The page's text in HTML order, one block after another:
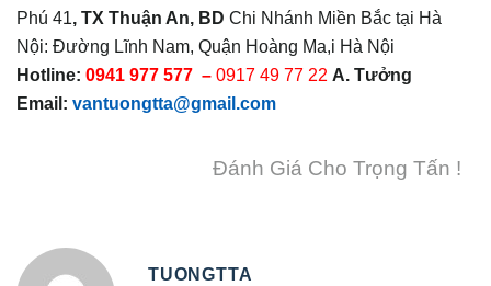
Phú 41, TX Thuận An, BD Chi Nhánh Miền Bắc tại Hà
Nội: Đường Lĩnh Nam, Quận Hoàng Ma,i Hà Nội
Hotline: 0941 977 577 – 0917 49 77 22 A. Tưởng
Email: vantuongtta@gmail.com
Đánh Giá Cho Trọng Tấn !
TUONGTTA